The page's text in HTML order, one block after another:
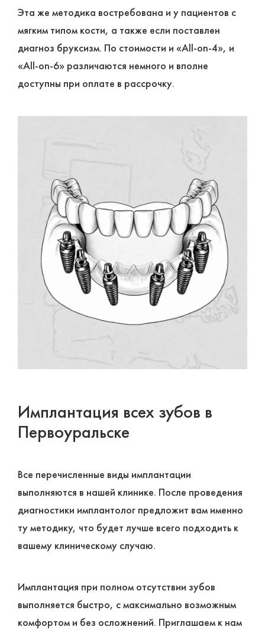
Эта же методика востребована и у пациентов с
мягким типом кости, а также если поставлен
диагноз бруксизм. По стоимости и «All-on-4», и
«All-on-6» различаются немного и вполне
доступны при оплате в рассрочку.
Имплантация всех зубов в
Первоуральске
Все перечисленные виды имплантации
выполняются в нашей клинике. После проведения
диагностики имплантолог предложит вам именно
ту методику, что будет лучше всего подходить к
вашему клиническому случаю.
Имплантация при полном отсутствии зубов
выполняется быстро, с максимально возможным
комфортом и без осложнений. Приглашаем к нам